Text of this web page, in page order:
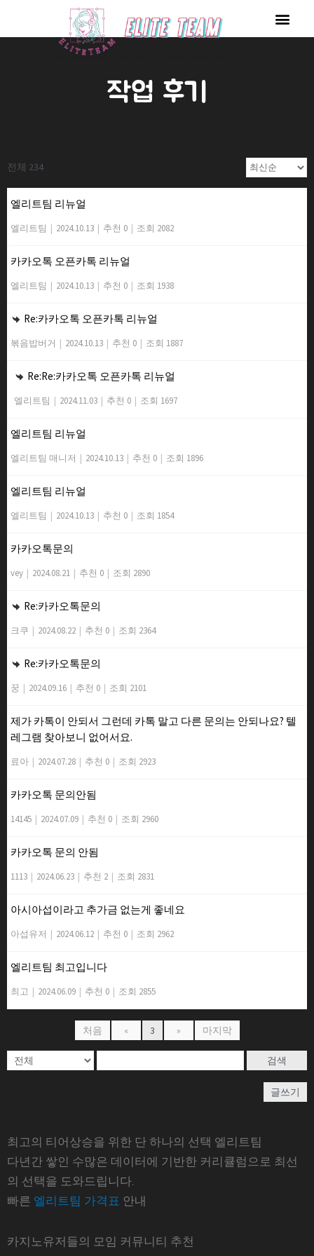
작업 후기
전체 234
엘리트팀 리뉴얼
엘리트팀 | 2024.10.13 | 추천 0 | 조회 2082
카카오톡 오픈카톡 리뉴얼
엘리트팀 | 2024.10.13 | 추천 0 | 조회 1938
Re:카카오톡 오픈카톡 리뉴얼
볶음밥버거 | 2024.10.13 | 추천 0 | 조회 1887
Re:Re:카카오톡 오픈카톡 리뉴얼
엘리트팀 | 2024.11.03 | 추천 0 | 조회 1697
엘리트팀 리뉴얼
엘리트팀 매니저 | 2024.10.13 | 추천 0 | 조회 1896
엘리트팀 리뉴얼
엘리트팀 | 2024.10.13 | 추천 0 | 조회 1854
카카오톡문의
vey | 2024.08.21 | 추천 0 | 조회 2890
Re:카카오톡문의
크쿠 | 2024.08.22 | 추천 0 | 조회 2364
Re:카카오톡문의
꿍 | 2024.09.16 | 추천 0 | 조회 2101
제가 카톡이 안되서 그런데 카톡 말고 다른 문의는 안되나요? 텔
레그램 찾아보니 없어서요.
료아 | 2024.07.28 | 추천 0 | 조회 2923
카카오톡 문의안됨
14145 | 2024.07.09 | 추천 0 | 조회 2960
카카오톡 문의 안됨
1113 | 2024.06.23 | 추천 2 | 조회 2831
아시아섭이라고 추가금 없는게 좋네요
아섭유저 | 2024.06.12 | 추천 0 | 조회 2962
엘리트팀 최고입니다
최고 | 2024.06.09 | 추천 0 | 조회 2855
처음 « 3 » 마지막
검색
글쓰기
최고의 티어상승을 위한 단 하나의 선택 엘리트팀
다년간 쌓인 수많은 데이터에 기반한 커리큘럼으로 최선
의 선택을 도와드립니다.
빠른 엘리트팀 가격표 안내
카지노유저들의 모임 커뮤니티 추천